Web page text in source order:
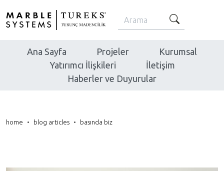
Ana Sayfa Projeler
Kurumsal
Yatırımcı İlişkileri
İletişim
Haberler ve Duyurular
home blog articles basında biz